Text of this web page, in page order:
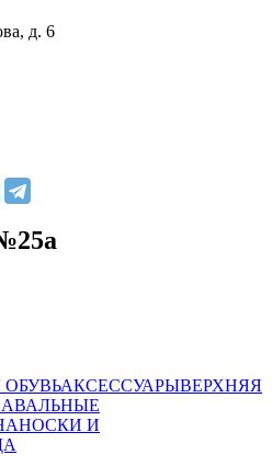
д. 6
АКСЕССУАРЫВЕРХНЯЯ
НОСКИ И